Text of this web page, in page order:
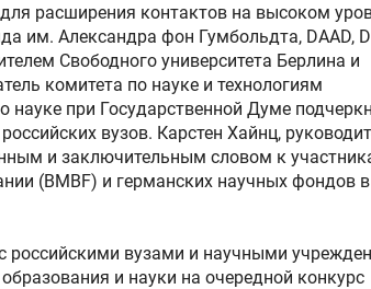
расширения контактов на высоком
им. Александра фон Гумбольдта, DAAD,
Свободного университета Берлина и
комитета по науке и технологиям
науке при Государственной Думе
вузов. Карстен Хайнц,
и заключительным словом к
(BMBF) и германских научных фондов
российскими вузами и научными
и науки на очередной конкурс